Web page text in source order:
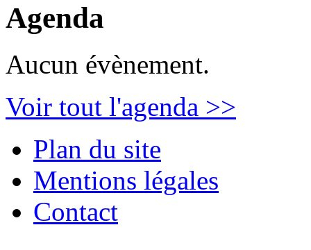
Agenda
Aucun évènement.
Voir tout l'agenda >>
Plan du site
Mentions légales
Contact